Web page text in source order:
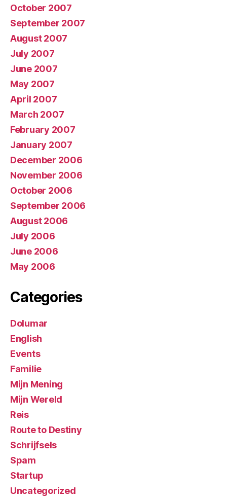
October 2007
September 2007
August 2007
July 2007
June 2007
May 2007
April 2007
March 2007
February 2007
January 2007
December 2006
November 2006
October 2006
September 2006
August 2006
July 2006
June 2006
May 2006
Categories
Dolumar
English
Events
Familie
Mijn Mening
Mijn Wereld
Reis
Route to Destiny
Schrijfsels
Spam
Startup
Uncategorized